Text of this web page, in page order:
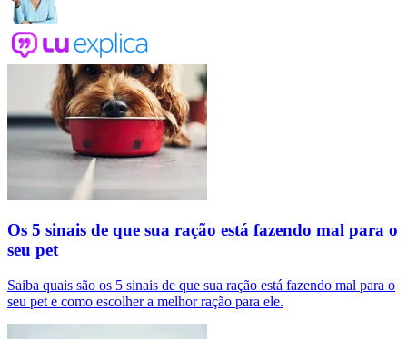
Os 5 sinais de que sua ração está fazendo mal para o
seu pet
Saiba quais são os 5 sinais de que sua ração está fazendo mal para o
seu pet e como escolher a melhor ração para ele.